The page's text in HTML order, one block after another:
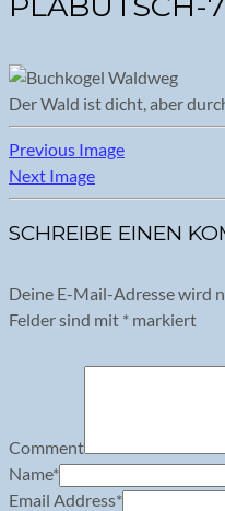
Der Wald ist dicht, aber
Previous Image
Next Image
SCHREIBE EINEN
Deine E-Mail-Adresse wird
Felder sind mit * markiert
Comment
Name*
Email Address*